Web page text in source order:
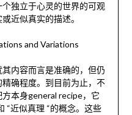
独立于心灵的世界的可观
近似真实的描述。
and Variations
内容而言是准确的，但仍
确程度。到目前为止，不
本身general recipe，它
“近似真理 “的概念。这些